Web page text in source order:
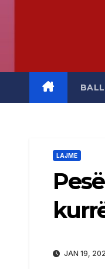
LAJME
JAN 19,